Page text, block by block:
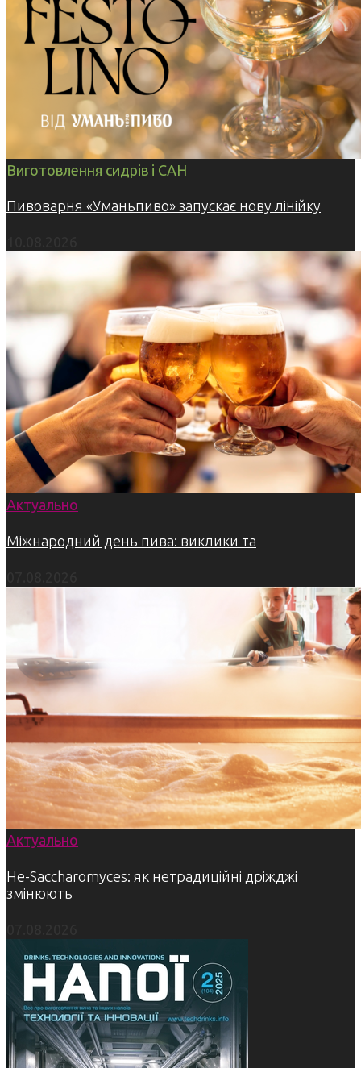
Виготовлення сидрів і САН
Пивоварня «Уманьпиво» запускає нову лінійку
Актуально
Міжнародний день пива: виклики та
Актуально
Не-Saccharomyces: як нетрадиційні дріжджі
змінюють